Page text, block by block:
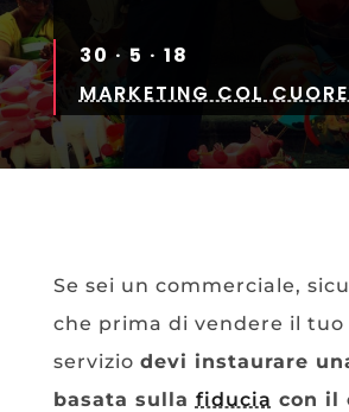
30 · 5 · 18
MARKETING COL
Se sei un commerciale,
che prima di vendere il
servizio devi instaurare
basata sulla fiducia con il